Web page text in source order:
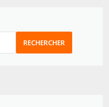
RECHERCHER